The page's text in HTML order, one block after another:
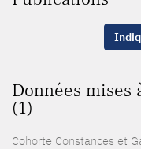
Données mises
(1)
Cohorte Constances et